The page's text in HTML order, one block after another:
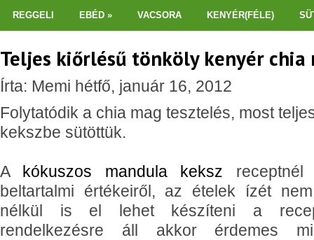
REGGELI EBÉD » VACSORA KENYÉR(FÉLE)
Teljes kiőrlésű tönköly kenyér chia
Írta: Memi hétfő, január 16, 2012
Folytatódik a chia mag tesztelés, most
kekszbe sütöttük.
A kókuszos mandula keksz
beltartalmi értékeiről, az ételek ízét
nélkül is el lehet készíteni a
rendelkezésre áll akkor érdemes